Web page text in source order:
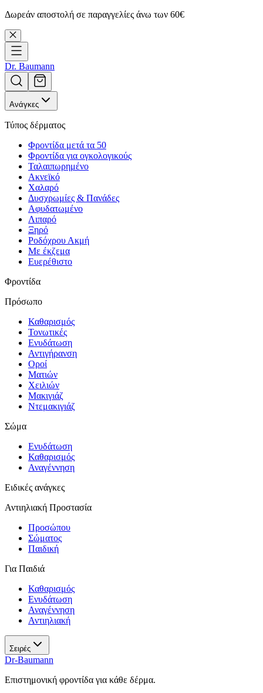
Δωρεάν αποστολή σε παραγγελίες άνω των 60€
Dr. Baumann
Ανάγκες
Τύπος δέρματος
Φροντίδα μετά τα 50
Φροντίδα για ογκολογικούς
Ταλαιπωρημένο
Ακνεϊκό
Χαλαρό
Δυσχρωμίες & Πανάδες
Αφυδατωμένο
Λιπαρό
Ξηρό
Ροδόχρου Ακμή
Με έκζεμα
Ευερέθιστο
Φροντίδα
Πρόσωπο
Καθαρισμός
Τονωτικές
Ενυδάτωση
Αντιγήρανση
Οροί
Ματιών
Χειλιών
Μακιγιάζ
Ντεμακιγιάζ
Σώμα
Ενυδάτωση
Καθαρισμός
Αναγέννηση
Ειδικές ανάγκες
Αντιηλιακή Προστασία
Προσώπου
Σώματος
Παιδική
Για Παιδιά
Καθαρισμός
Ενυδάτωση
Αναγέννηση
Αντιηλιακή
Σειρές
Dr-Baumann
Επιστημονική φροντίδα για κάθε δέρμα.